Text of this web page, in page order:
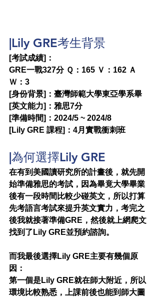
|Lily GRE考生背景
[考試成績]：
GRE一戰327分 Ｑ：165 Ｖ：162 Ａ
Ｗ：3
[身份背景]：臺灣師範大學東亞學系畢
[英文能力]：雅思7分
[準備時間]：2024/5 ~ 2024/8
[Lily GRE 課程]：4月實戰衝刺班
|為何選擇Lily GRE
在有到美國讀研究所的計畫後，就先開
始準備雅思的考試，因為畢竟大學畢業
後有一段時間比較少碰英文，所以打算
先考語言考試來提升英文實力，考完之
後我就接著準備GRE，然後就上網爬文
找到了Lily GRE並預約諮詢。
而我最後選擇Lily GRE主要有幾個原
因：
第一個是Lily GRE就在師大附近，所以
環境比較熟悉，上課前後也能到師大圖